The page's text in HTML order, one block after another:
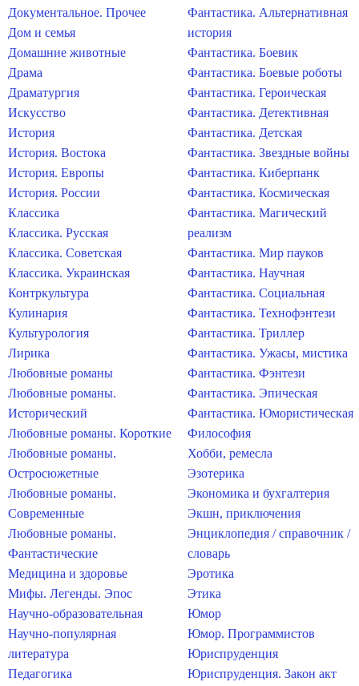
Документальное. Прочее
Дом и семья
Домашние животные
Драма
Драматургия
Искусство
История
История. Востока
История. Европы
История. России
Классика
Классика. Русская
Классика. Советская
Классика. Украинская
Контркультура
Кулинария
Культурология
Лирика
Любовные романы
Любовные романы.
Исторический
Любовные романы. Короткие
Любовные романы.
Остросюжетные
Любовные романы.
Современные
Любовные романы.
Фантастические
Медицина и здоровье
Мифы. Легенды. Эпос
Научно-образовательная
Научно-популярная
литература
Педагогика
Фантастика. Альтернативная
история
Фантастика. Боевик
Фантастика. Боевые роботы
Фантастика. Героическая
Фантастика. Детективная
Фантастика. Детская
Фантастика. Звездные войны
Фантастика. Киберпанк
Фантастика. Космическая
Фантастика. Магический
реализм
Фантастика. Мир пауков
Фантастика. Научная
Фантастика. Социальная
Фантастика. Технофэнтези
Фантастика. Триллер
Фантастика. Ужасы, мистика
Фантастика. Фэнтези
Фантастика. Эпическая
Фантастика. Юмористическая
Философия
Хобби, ремесла
Эзотерика
Экономика и бухгалтерия
Экшн, приключения
Энциклопедия / справочник /
словарь
Эротика
Этика
Юмор
Юмор. Программистов
Юриспруденция
Юриспруденция. Закон акт